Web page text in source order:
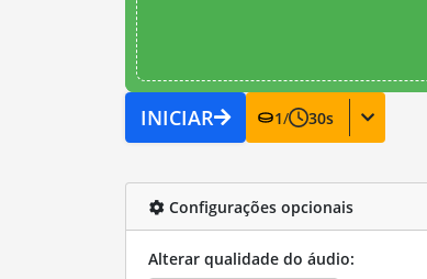
INICIAR 1/ 30s
Configurações opcionais
Alterar qualidade do áudio: